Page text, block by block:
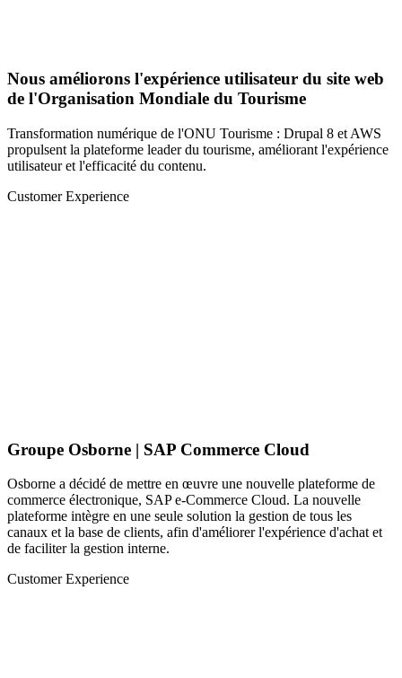
Nous améliorons l'expérience utilisateur du site web
de l'Organisation Mondiale du Tourisme
Transformation numérique de l'ONU Tourisme : Drupal 8 et AWS
propulsent la plateforme leader du tourisme, améliorant l'expérience
utilisateur et l'efficacité du contenu.
Customer Experience
Groupe Osborne | SAP Commerce Cloud
Osborne a décidé de mettre en œuvre une nouvelle plateforme de
commerce électronique, SAP e-Commerce Cloud. La nouvelle
plateforme intègre en une seule solution la gestion de tous les
canaux et la base de clients, afin d'améliorer l'expérience d'achat et
de faciliter la gestion interne.
Customer Experience